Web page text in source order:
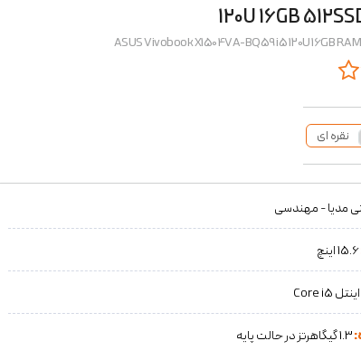
120U 16GB
ASUS Vivobook X1504VA-BQ59 i5 120U 16GB
نقره ای
مدیا - مهندسی
15.6 اینچ
اینتل Core i5
1.3 گیگاهرتز در حالت پایه